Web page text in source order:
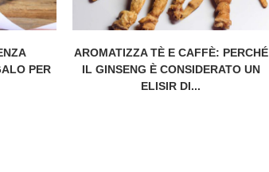
PER
AROMATIZZA TÈ E CAFFÈ: PERCHÉ
IL GINSENG È CONSIDERATO UN
ELISIR DI...